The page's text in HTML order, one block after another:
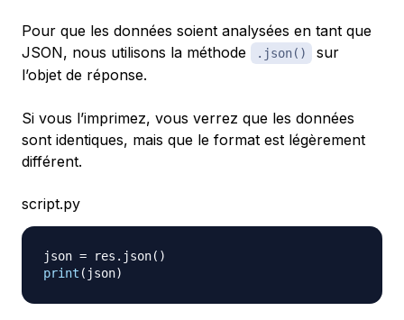
Pour que les données soient analysées en tant que
JSON, nous utilisons la méthode
.json()
sur
l’objet de réponse.
Si vous l’imprimez, vous verrez que les données
sont identiques, mais que le format est légèrement
différent.
script.py
json = res . json( )
print ( json)